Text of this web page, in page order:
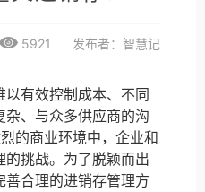
5921 发布者：智慧记
有效控制成本、不同
、与众多供应商的沟
的商业环境中，企业和
挑战。为了脱颖而出
合理的进销存管理方